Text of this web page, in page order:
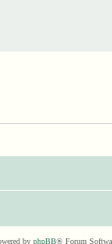
by phpBB® Forum